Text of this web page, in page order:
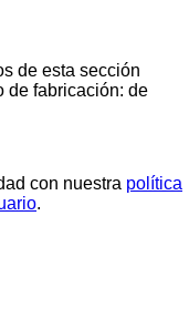
de esta sección
de fabricación: de
con nuestra política
.